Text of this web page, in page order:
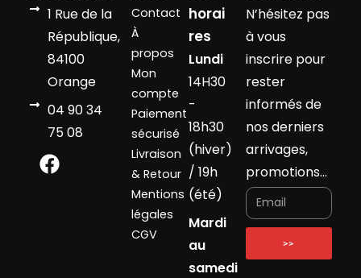
1 Rue de la
République,
84100
Orange
04 90 34
75 08
Contact
À
propos
Mon
compte
Paiement
sécurisé
Livraison
& Retour
Mentions
légales
CGV
horai
res
Lundi
14H30
-
18h30
(hiver)
/ 19h
(été)
Mardi
au
samedi
N’hésitez pas
à vous
inscrire pour
rester
informés de
nos derniers
arrivages,
promotions…
>>